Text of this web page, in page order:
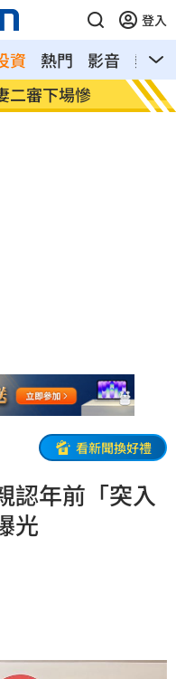
登入
資 熱門 影音
熱搜
二審下場慘
父親
盾
看新聞換好禮
認年前「突入
光